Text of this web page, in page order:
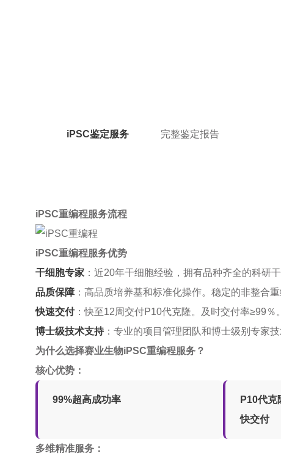
iPSC鉴定服务 完整鉴定报告
iPSC重编程服务流程
iPSC重编程服务优势
干细胞专家 ：近20年干细胞经验，拥有品种齐全的科研干
品质保障 ：高品质培养基和标准化操作。稳定的非整合重
快速交付：快至12周交付P10代克隆。及时交付率≥99％。
博士级技术支持：专业的项目管理团队和博士级别专家技
为什么选择赛业生物iPSC重编程服务？
核心优势：
99%超高成功率
P10代
快交付
多维精准服务：